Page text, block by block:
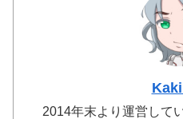
2014年末より運営して